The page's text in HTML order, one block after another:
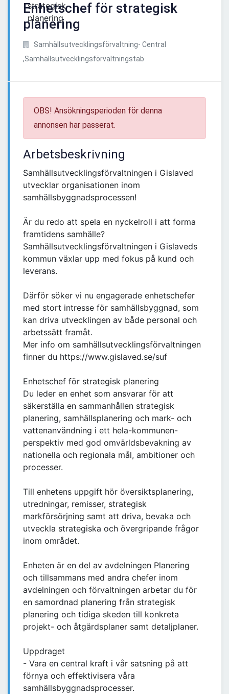
Enhetschef för strategisk
planering
Samhällsutvecklingsförvaltning- Central
,Samhällsutvecklingsförvaltningstab
OBS! Ansökningsperioden för denna
annonsen har passerat.
Arbetsbeskrivning
Samhällsutvecklingsförvaltningen i Gislaved
utvecklar organisationen inom
samhällsbyggnadsprocessen!
Är du redo att spela en nyckelroll i att forma
framtidens samhälle?
Samhällsutvecklingsförvaltningen i Gislaveds
kommun växlar upp med fokus på kund och
leverans.
Därför söker vi nu engagerade enhetschefer
med stort intresse för samhällsbyggnad, som
kan driva utvecklingen av både personal och
arbetssätt framåt.
Mer info om samhällsutvecklingsförvaltningen
finner du https://www.gislaved.se/suf
Enhetschef för strategisk planering
Du leder en enhet som ansvarar för att
säkerställa en sammanhållen strategisk
planering, samhällsplanering och mark- och
vattenanvändning i ett hela-kommunen-
perspektiv med god omvärldsbevakning av
nationella och regionala mål, ambitioner och
processer.
Till enhetens uppgift hör översiktsplanering,
utredningar, remisser, strategisk
markförsörjning samt att driva, bevaka och
utveckla strategiska och övergripande frågor
inom området.
Enheten är en del av avdelningen Planering
och tillsammans med andra chefer inom
avdelningen och förvaltningen arbetar du för
en samordnad planering från strategisk
planering och tidiga skeden till konkreta
projekt- och åtgärdsplaner samt detaljplaner.
Uppdraget
- Vara en central kraft i vår satsning på att
förnya och effektivisera våra
samhällsbyggnadsprocesser.